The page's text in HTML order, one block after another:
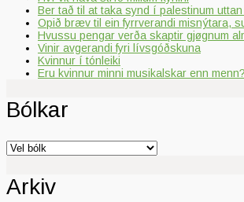
Ber tað til at taka synd í palestinum
Opið bræv til ein fyrrverandi misnýtara,
Hvussu pengar verða skaptir gjøgnum
Vinir avgerandi fyri lívsgóðskuna
Kvinnur í tónleiki
Eru kvinnur minni musikalskar enn menn?
Bólkar
Bólkar
Arkiv